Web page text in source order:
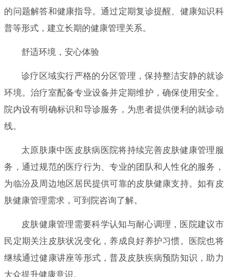
的问题解答和健康指导。通过定期复诊提醒、健康知识科
普等形式，建立长期的健康管理关系。
舒适环境，安心体验
诊疗区域实行严格的分区管理，保持整洁安静的就诊
环境。治疗室配备专业设备并定期维护，确保使用安全。
院内设有明确标识和导诊服务，为患者提供便利的就诊动
线。
太原肤康中医皮肤病医院将持续完善皮肤健康管理服
务，通过规范的医疗行为、专业的团队和人性化的服务，
为临汾及周边地区居民提供可靠的皮肤健康支持。如有皮
肤健康管理需求，可到院咨询了解。
皮肤健康管理需要科学认知与耐心调理，医院建议市
民定期关注皮肤状况变化，养成良好养护习惯。医院也将
继续通过健康讲座等形式，普及皮肤疾病预防知识，助力
大众提升健康意识。